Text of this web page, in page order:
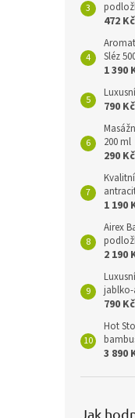
472 Kč
Sléz
1 390
790 Kč
200 ml
290 Kč
1 190
Airex
2 190
790 Kč
Hot
3 890
Jak